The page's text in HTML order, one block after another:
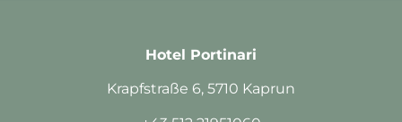
Hotel Portinari
Krapfstraße 6, 5710 Kaprun